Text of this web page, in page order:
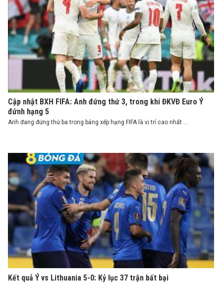
Cập nhật BXH FIFA: Anh đứng thứ 3, trong khi ĐKVĐ Euro Ý
đứnh hạng 5
Anh đang đứng thứ ba trong bảng xếp hạng FIFA là vị trí cao nhất ...
Kết quả Ý vs Lithuania 5-0: Kỷ lục 37 trận bất bại